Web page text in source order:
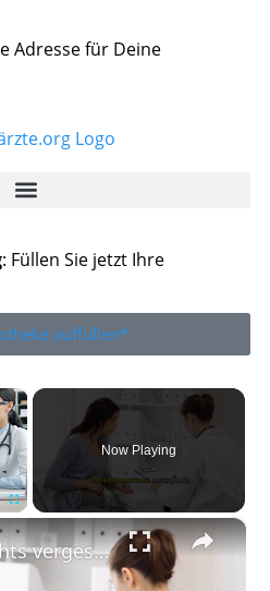
Adresse für Deine
: Füllen Sie jetzt Ihre
auffüllen*
×
Now Playing
×
Beim Arzt nichts vergessen - Diese 5 Infos sind entscheidend!